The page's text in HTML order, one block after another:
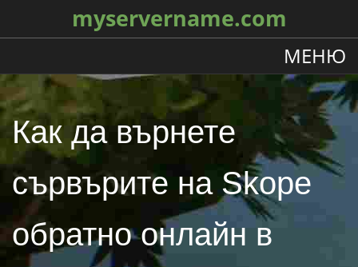
myservername.com
МЕНЮ
Как да върнете
сървърите на Skope
обратно онлайн в